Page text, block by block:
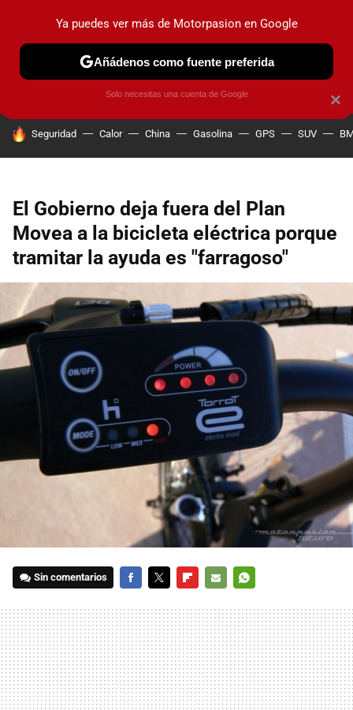
PRUEBAS COCHES ELÉCTRICOS OBSERVATORIO
HOY SE HABLA DE
Seguridad Calor China Gasolina GPS SUV
El Gobierno deja fuera del Plan
Movea a la bicicleta eléctrica porque
tramitar la ayuda es "farragoso"
Sin comentarios
MAIL
×
Ya puedes ver más de Motorpasion en Google
Añádenos como fuente preferida
Solo necesitas una cuenta de Google